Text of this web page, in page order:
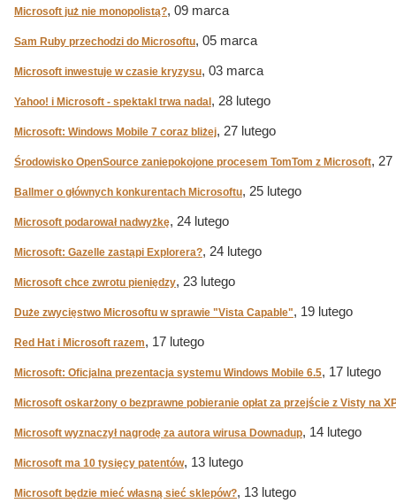
Microsoft już nie monopolistą?, 09 marca
Sam Ruby przechodzi do Microsoftu, 05 marca
Microsoft inwestuje w czasie kryzysu, 03 marca
Yahoo! i Microsoft - spektakl trwa nadal , 28 lutego
Microsoft: Windows Mobile 7 coraz bliżej, 27 lutego
Środowisko OpenSource zaniepokojone procesem TomTom z Microsoft, 27
Ballmer o głównych konkurentach Microsoftu, 25 lutego
Microsoft podarował nadwyżkę, 24 lutego
Microsoft: Gazelle zastąpi Explorera?, 24 lutego
Microsoft chce zwrotu pieniędzy, 23 lutego
Duże zwycięstwo Microsoftu w sprawie "Vista Capable", 19 lutego
Red Hat i Microsoft razem, 17 lutego
Microsoft: Oficjalna prezentacja systemu Windows Mobile 6.5, 17 lutego
Microsoft oskarżony o bezprawne pobieranie opłat za przejście z Visty na
Microsoft wyznaczył nagrodę za autora wirusa Downadup, 14 lutego
Microsoft ma 10 tysięcy patentów, 13 lutego
Microsoft będzie mieć własną sieć sklepów?, 13 lutego